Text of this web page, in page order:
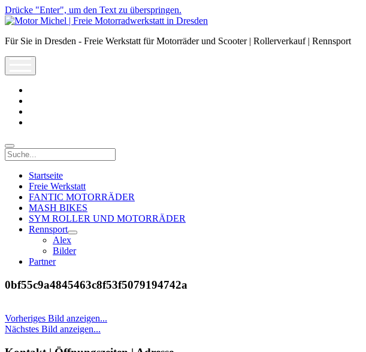
Drücke "Enter", um den Text zu überspringen.
Motor
|
in
Für Sie in Dresden - Freie Werkstatt für Motorräder und Scooter | Rollerverkauf | Rennsport
Suche
Startseite
Freie Werkstatt
FANTIC MOTORRÄDER
MASH BIKES
SYM ROLLER UND MOTORRÄDER
Rennsport
open
menu
Alex
Bilder
Partner
0bf55c9a4845463c8f53f5079194742a
Vorheriges Bild anzeigen...
Nächstes Bild anzeigen...